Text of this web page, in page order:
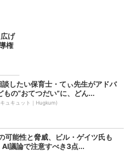
げ
権
談したい保育士・てぃ先生がアドバ
もの“おてつだい”に、どん...
ュキュット｜Hugkum)
可能性と脅威、ビル・ゲイツ氏も
議論で注意すべき3点...